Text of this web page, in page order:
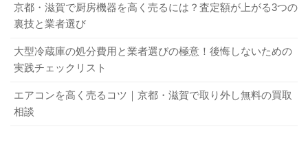
法に基づいて処分します。小型家電リサイクル法とは、小
型家電に含まれている貴重な資源を再利用することが目的
です。大津市でも小型家電のリサイクル回収が推奨されて
いるため、環境にやさしい方法で処分しましょう。
関連記事
う。
スタッフの対応が丁寧でスピーディーか
悪質な不用品回収業者は、スタッフの対応が悪く、返事も
積もりをする
見積もり内容を確認し、その場で現金買取
なお、金額に納得いただけない場合は、キャンセルしてい
ただいても構いません。キャンセル料は発生しないので安
心してください。
関連記事
京都・滋賀で厨房機器を高く売るには？査定額が上がる3つの
裏技と業者選び
大型冷蔵庫の処分費用と業者選びの極意！後悔しないための
実践チェックリスト
エアコンを高く売るコツ｜京都・滋賀で取り外し無料の買取
相談